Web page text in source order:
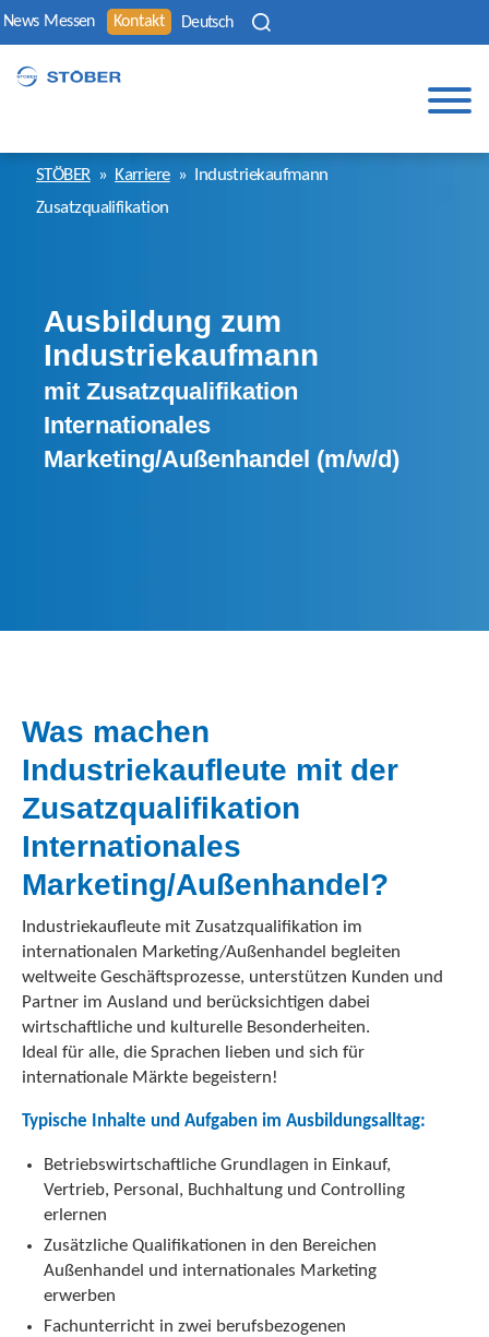
News Messen Kontakt Deutsch
STÖBER » Karriere »
Industriekaufmann
Zusatzqualifikation
Ausbildung zum
Industriekaufmann
mit Zusatzqualifikation
Internationales
Marketing/Außenhandel (m/w/d)
Was machen
Industriekaufleute mit der
Zusatzqualifikation
Internationales
Marketing/Außenhandel?
Industriekaufleute mit Zusatzqualifikation im
internationalen Marketing/Außenhandel begleiten
weltweite Geschäftsprozesse, unterstützen Kunden und
Partner im Ausland und berücksichtigen dabei
wirtschaftliche und kulturelle Besonderheiten.
Ideal für alle, die Sprachen lieben und sich für
internationale Märkte begeistern!
Typische Inhalte und Aufgaben im Ausbildungsalltag:
Betriebswirtschaftliche Grundlagen in Einkauf,
Vertrieb, Personal, Buchhaltung und Controlling
erlernen
Zusätzliche Qualifikationen in den Bereichen
Außenhandel und internationales Marketing
erwerben
Fachunterricht in zwei berufsbezogenen